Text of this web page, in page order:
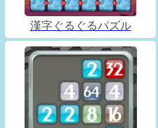
漢字ぐるぐるパズル